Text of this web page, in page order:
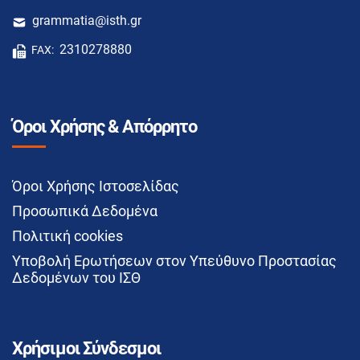
grammatia@isth.gr
FAX: 2310278880
Όροι Χρήσης & Απόρρητο
Όροι Χρήσης Ιστοσελίδας
Προσωπικά Δεδομένα
Πολιτική cookies
Υποβολή Ερωτήσεων στον Υπεύθυνο Προστασίας
Δεδομένων του ΙΣΘ
Χρήσιμοι Σύνδεσμοι